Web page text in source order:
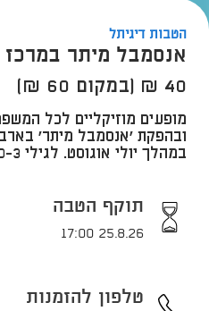
הטבות דיגיתל
אנסמבל מיתר במרכז
40 ₪ (במקום 60 ₪)
​מופעים מוזיקליים לכל
ובהפקת 'אנסמבל מיתר'
במהלך יולי אוגוסט​. לגילי 10-3
תוקף הטבה
25.8.26 17:00
טלפון להזמנות